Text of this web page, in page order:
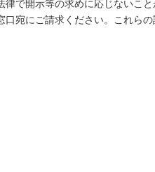
で開示等の求めに応じないこ
宛にご請求ください。これらの